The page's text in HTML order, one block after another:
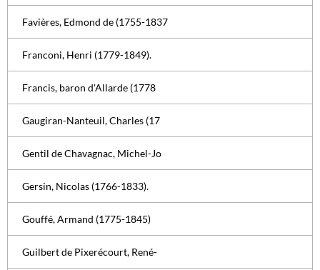
Favières, Edmond de (1755-1837
Franconi, Henri (1779-1849).
Francis, baron d'Allarde (1778
Gaugiran-Nanteuil, Charles (17
Gentil de Chavagnac, Michel-Jo
Gersin, Nicolas (1766-1833).
Gouffé, Armand (1775-1845)
Guilbert de Pixerécourt, René-